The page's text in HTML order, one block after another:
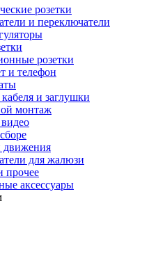
розетки
и переключатели
розетки
и телефон
и заглушки
монтаж
движения
для жалюзи
прочее
аксессуары